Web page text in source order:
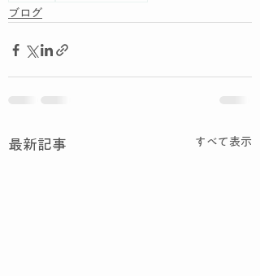
ブログ
最新記事 すべて表示